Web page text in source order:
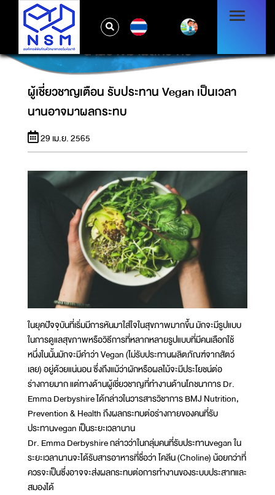
ผู้เชี่ยวชาญเตือน รับประทาน VEGAN เป็นเวลา
นานอาจมาผลกระทบ
ผู้เชี่ยวชาญเตือน รับประทาน Vegan เป็นเวลา
นานอาจมาผลกระทบ
29 เม.ย. 2565
ในยุคปัจจุบันที่เริ่มมีการหันมาใส่ใจในสุขภาพมากขึ้น มักจะมีรูปแบบ
ในการดูแลสุขภาพหรือวิธีการที่หลากหลายรูปแบบที่มีคนเลือกใช้
หนึ่งในนั้นมักจะมีคำว่า Vegan (ไม่รับประทานผลิตภัณฑ์จากสัตว์
เลย) อยู่ด้วยแน่นอน ซึ่งถึงแม้ว่าผักหรือผลไม้จะมีประโยชน์ต่อ
ร่างกายมาก แต่ทางด้านผู้เชี่ยวชาญที่ทำงานด้านโภชนาการ Dr.
Emma Derbyshire ได้กล่าวในวารสารวิชาการ BMJ Nutrition,
Prevention & Health ถึงผลกระทบต่อร่างกายของคนที่รับ
ประทานvegan เป็นระยะเวลานาน
Dr. Emma Derbyshire กล่าวว่าในกลุ่มคนที่รับประทานvegan ใน
ระยะเวลานานจะได้รับสารอาหารที่ชื่อว่า โคลีน (Choline) น้อยกว่าที่
ควรจะเป็นซึ่งอาจจะส่งผลกระทบต่อการทำงานของระบบประสาทและ
สมองได้